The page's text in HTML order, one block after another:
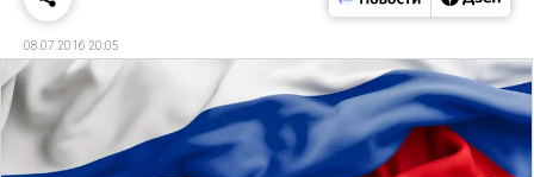
08.07.2016 20:05